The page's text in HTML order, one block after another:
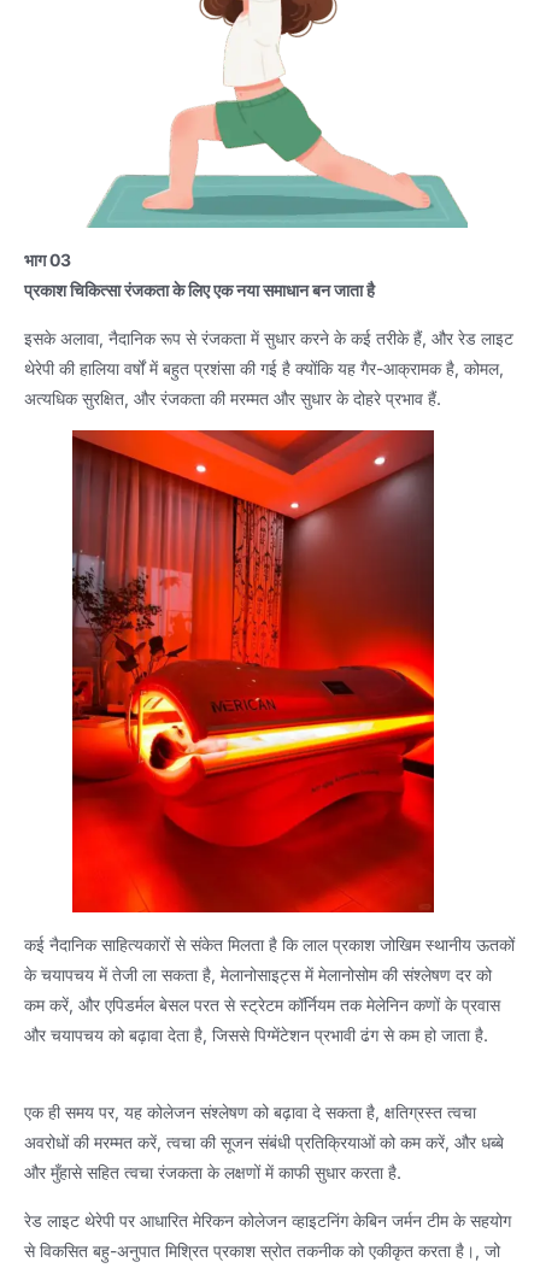
भाग 03
प्रकाश चिकित्सा रंजकता के लिए एक नया समाधान बन जाता है
इसके अलावा, नैदानिक ​​रूप से रंजकता में सुधार करने के कई तरीके हैं, और रेड लाइट
थेरेपी की हालिया वर्षों में बहुत प्रशंसा की गई है क्योंकि यह गैर-आक्रामक है, कोमल,
अत्यधिक सुरक्षित, और रंजकता की मरम्मत और सुधार के दोहरे प्रभाव हैं.
कई नैदानिक ​​साहित्यकारों से संकेत मिलता है कि लाल प्रकाश जोखिम स्थानीय ऊतकों
के चयापचय में तेजी ला सकता है, मेलानोसाइट्स में मेलानोसोम की संश्लेषण दर को
कम करें, और एपिडर्मल बेसल परत से स्ट्रेटम कॉर्नियम तक मेलेनिन कणों के प्रवास
और चयापचय को बढ़ावा देता है, जिससे पिग्मेंटेशन प्रभावी ढंग से कम हो जाता है.
एक ही समय पर, यह कोलेजन संश्लेषण को बढ़ावा दे सकता है, क्षतिग्रस्त त्वचा
अवरोधों की मरम्मत करें, त्वचा की सूजन संबंधी प्रतिक्रियाओं को कम करें, और धब्बे
और मुँहासे सहित त्वचा रंजकता के लक्षणों में काफी सुधार करता है.
रेड लाइट थेरेपी पर आधारित मेरिकन कोलेजन व्हाइटनिंग केबिन जर्मन टीम के सहयोग
से विकसित बहु-अनुपात मिश्रित प्रकाश स्रोत तकनीक को एकीकृत करता है।, जो